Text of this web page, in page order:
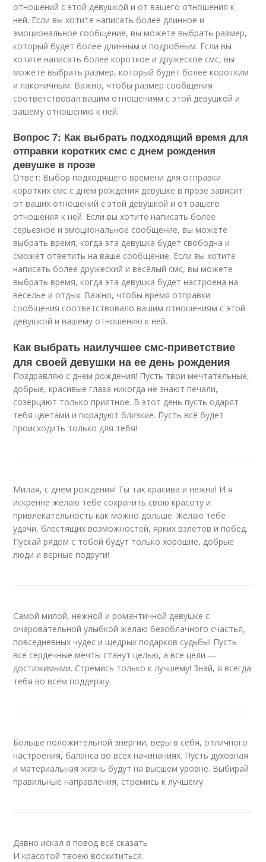
отношений с этой девушкой и от вашего отношения к
ней. Если вы хотите написать более длинное и
эмоциональное сообщение, вы можете выбрать размер,
который будет более длинным и подробным. Если вы
хотите написать более короткое и дружеское смс, вы
можете выбрать размер, который будет более коротким
и лаконичным. Важно, чтобы размер сообщения
соответствовал вашим отношениям с этой девушкой и
вашему отношению к ней.
Вопрос 7: Как выбрать подходящий время для
отправки коротких смс с днем рождения
девушке в прозе
Ответ: Выбор подходящего времени для отправки
коротких смс с днем рождения девушке в прозе зависит
от ваших отношений с этой девушкой и от вашего
отношения к ней. Если вы хотите написать более
серьезное и эмоциональное сообщение, вы можете
выбрать время, когда эта девушка будет свободна и
сможет ответить на ваше сообщение. Если вы хотите
написать более дружеский и весёлый смс, вы можете
выбрать время, когда эта девушка будет настроена на
веселье и отдых. Важно, чтобы время отправки
сообщения соответствовало вашим отношениям с этой
девушкой и вашему отношению к ней.
Как выбрать наилучшее смс-приветствие
для своей девушки на ее день рождения
Поздравляю с днем рождения! Пусть твои мечтательные,
добрые, красивые глаза никогда не знают печали,
созерцают только приятное. В этот день пусть одарят
тебя цветами и порадуют близкие. Пусть всё будет
происходить только для тебя!
Милая, с днем рождения! Ты так красива и нежна! И я
искренне желаю тебе сохранить свою красоту и
привлекательность как можно дольше. Желаю тебе
удачи, блестящих возможностей, ярких взлетов и побед.
Пускай рядом с тобой будут только хорошие, добрые
люди и верные подруги!
Самой милой, нежной и романтичной девушке с
очаровательной улыбкой желаю безоблачного счастья,
повседневных чудес и щедрых подарков судьбы! Пусть
все сердечные мечты станут целью, а все цели —
достижимыми. Стремись только к лучшему! Знай, я всегда
тебя во всём поддержу.
Больше положительной энергии, веры в себя, отличного
настроения, баланса во всех начинаниях. Пусть духовная
и материальная жизнь будут на высшем уровне. Выбирай
правильные направления, стремись к лучшему.
Давно искал я повод всё сказать
И красотой твоею восхититься.